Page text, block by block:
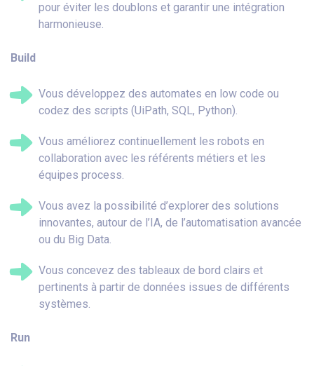
pour éviter les doublons et garantir une intégration
harmonieuse.
Build
Vous développez des automates en low code ou
codez des scripts (UiPath, SQL, Python).
Vous améliorez continuellement les robots en
collaboration avec les référents métiers et les
équipes process.
Vous avez la possibilité d’explorer des solutions
innovantes, autour de l’IA, de l’automatisation avancée
ou du Big Data.
Vous concevez des tableaux de bord clairs et
pertinents à partir de données issues de différents
systèmes.
Run